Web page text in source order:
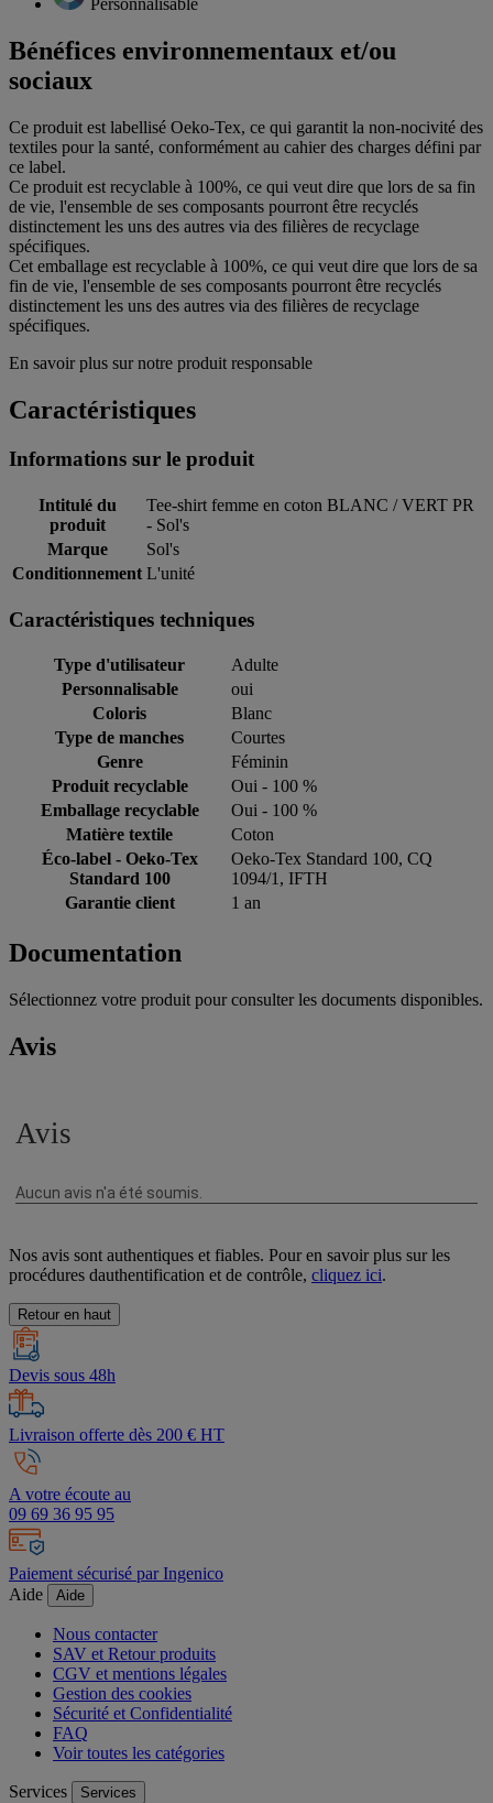
Personnalisable
Bénéfices environnementaux et/ou
sociaux
Ce produit est labellisé Oeko-Tex, ce qui garantit la non-nocivité des
textiles pour la santé, conformément au cahier des charges défini par
ce label.
Ce produit est recyclable à 100%, ce qui veut dire que lors de sa fin
de vie, l'ensemble de ses composants pourront être recyclés
distinctement les uns des autres via des filières de recyclage
spécifiques.
Cet emballage est recyclable à 100%, ce qui veut dire que lors de sa
fin de vie, l'ensemble de ses composants pourront être recyclés
distinctement les uns des autres via des filières de recyclage
spécifiques.
En savoir plus sur notre produit responsable
Caractéristiques
Informations sur le produit
Intitulé du
produit
Tee-shirt femme en coton BLANC / VERT PR
- Sol's
Marque
Sol's
Conditionnement L'unité
Caractéristiques techniques
Type d'utilisateur
Adulte
Personnalisable
oui
Coloris
Blanc
Type de manches
Courtes
Genre
Féminin
Produit recyclable
Oui - 100 %
Emballage recyclable
Oui - 100 %
Matière textile
Coton
Éco-label - Oeko-Tex
Standard 100
Oeko-Tex Standard 100, CQ
1094/1, IFTH
Garantie client
1 an
Documentation
Sélectionnez votre produit pour consulter les documents disponibles.
Avis
Nos avis sont authentiques et fiables. Pour en savoir plus sur les
procédures dauthentification et de contrôle, cliquez ici.
Retour en haut
Devis sous 48h
Livraison offerte dès 200 € HT
A votre écoute au
09 69 36 95 95
Paiement sécurisé par Ingenico
Aide
Aide
Nous contacter
SAV et Retour produits
CGV et mentions légales
Gestion des cookies
Sécurité et Confidentialité
FAQ
Voir toutes les catégories
Services Services